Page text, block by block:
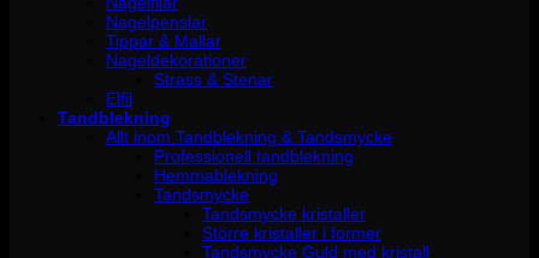
Nagelpenslar
Tippar & Mallar
Nageldekorationer
Strass & Stenar
Elfil
Tandblekning
Allt inom Tandblekning & Tandsmycke
Professionell tandblekning
Hemmablekning
Tandsmycke
Tandsmycke kristaller
Större kristaller i former
Tandsmycke Guld med kristall